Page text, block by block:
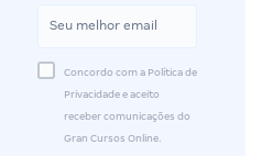
Concordo com a Política de
Privacidade e aceito
receber comunicações do
Gran Cursos Online.